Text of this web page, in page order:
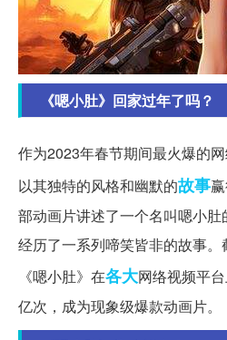
《嗯小肚》回家过年了吗？
作为2023年春节期间最火爆的
以其独特的风格和幽默的故事
部动画片讲述了一个名叫嗯小
经历了一系列啼笑皆非的故事。
《嗯小肚》在各大网络视频平
亿次，成为现象级爆款动画片。